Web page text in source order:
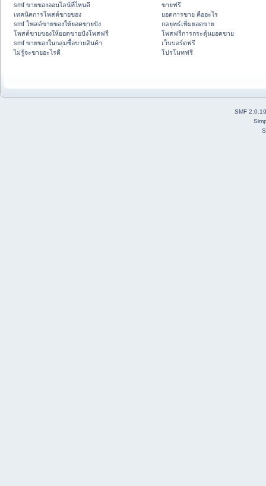
smf ขายของออนไลน์ที่ไหนดี
เทคนิคการโพสต์ขายของ
smf โพสต์ขายของให้ยอดขายปัง
โพสต์ขายของให้ยอดขายปังโพสฟรี
smf ขายของในกลุ่มซื้อขายสินค้า
ไม่รู้จะขายอะไรดี
ขายฟรี
ยอดการขาย คืออะไร
กลยุทธ์เพิ่มยอดขาย
โพสฟรีการกระตุ้นยอดขาย
เว็บบอร์ดฟรี
โปรโมทฟรี
SMF 2.0.19